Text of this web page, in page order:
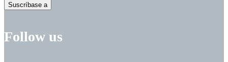
Suscríbase a
Follow us